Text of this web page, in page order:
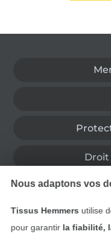
Nous adaptons vos
Tissus Hemmers utilise
pour garantir la fiabilité,